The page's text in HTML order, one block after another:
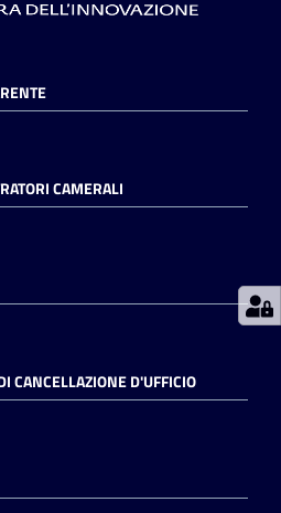
CAMERALI
CANCELLAZIONE D'UFFICIO